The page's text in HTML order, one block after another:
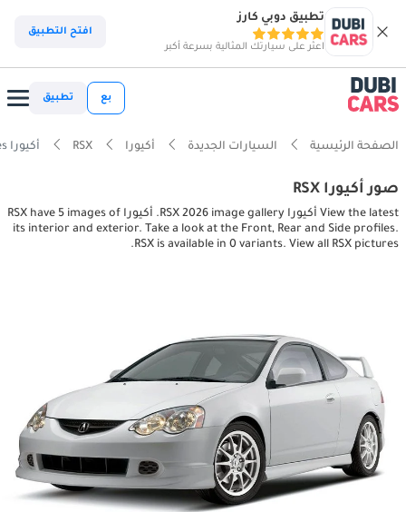
تطبيق دوبي كارز
اعثر على سيارتك المثالية بسرعة أكبر
افتح التطبيق
بع تطبيق
الصفحة الرئيسية السيارات الجديدة أكيورا RSX أكيورا RSX interior, exterior pictures
صور أكيورا RSX
View the latest أكيورا RSX 2026 image gallery. أكيورا RSX have 5 images of
its interior and exterior. Take a look at the Front, Rear and Side profiles.
RSX is available in 0 variants. View all RSX pictures.